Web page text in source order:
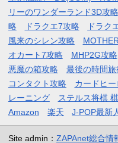
リーのワンダーランド3D攻略
略
ドラクエ7攻略 ドラク
風来のシレン攻略
オカート7攻略
MHP2G攻略
悪魔の箱攻略
最後の時間旅
コンタクト攻略
カードヒ
レーニング
ステルス将棋
Amazon
楽天 J-POP最新
Site admin： ZAPAnet総合情